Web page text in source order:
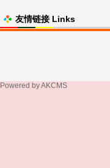
友情链接 Links
Powered byAKCMS